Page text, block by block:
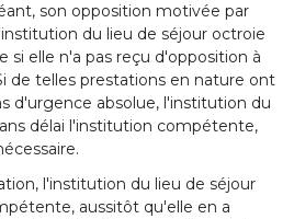
son opposition motivée par
du lieu de séjour octroie
si elle n'a pas reçu d'opposition à
de telles prestations en nature ont
d'urgence absolue, l'institution du
délai l'institution compétente,
l'institution du lieu de séjour
aussitôt qu'elle en a